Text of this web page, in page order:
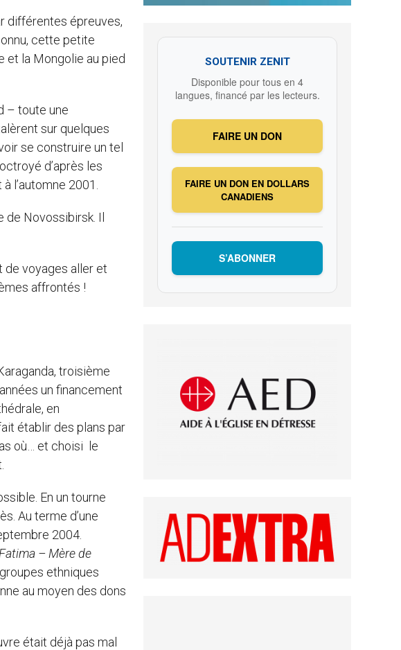
différentes épreuves,
cette petite
et la Mongolie au pied
– toute une
sur quelques
se construire un tel
d’après les
l’automne 2001.
de Novossibirsk. Il
de voyages aller et
affrontés !
troisième
un financement
en
établir des plans par
où… et choisi le
En un tourne
Au terme d’une
2004.
– Mère de
ethniques
au moyen des dons
était déjà pas mal
SOUTENIR ZENIT
Disponible pour tous en 4
langues, financé par les lecteurs.
FAIRE UN DON
FAIRE UN DON EN DOLLARS
CANADIENS
S’ABONNER